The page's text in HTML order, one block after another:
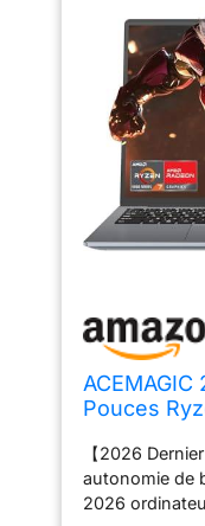
Pouces
M.2 SSD
Ordinateur
【2026
autonomie de
2026